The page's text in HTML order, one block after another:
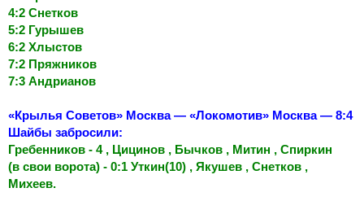
4:2 Снетков
5:2 Гурышев
6:2 Хлыстов
7:2 Пряжников
7:3 Андрианов
«Крылья Советов» Москва — «Локомотив» Москва — 8:4
Шайбы забросили:
Гребенников - 4 , Цицинов , Бычков , Митин , Спиркин
(в свои ворота) - 0:1 Уткин(10) , Якушев , Снетков ,
Михеев.